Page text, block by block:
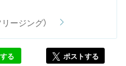
ージング）
る ポストする